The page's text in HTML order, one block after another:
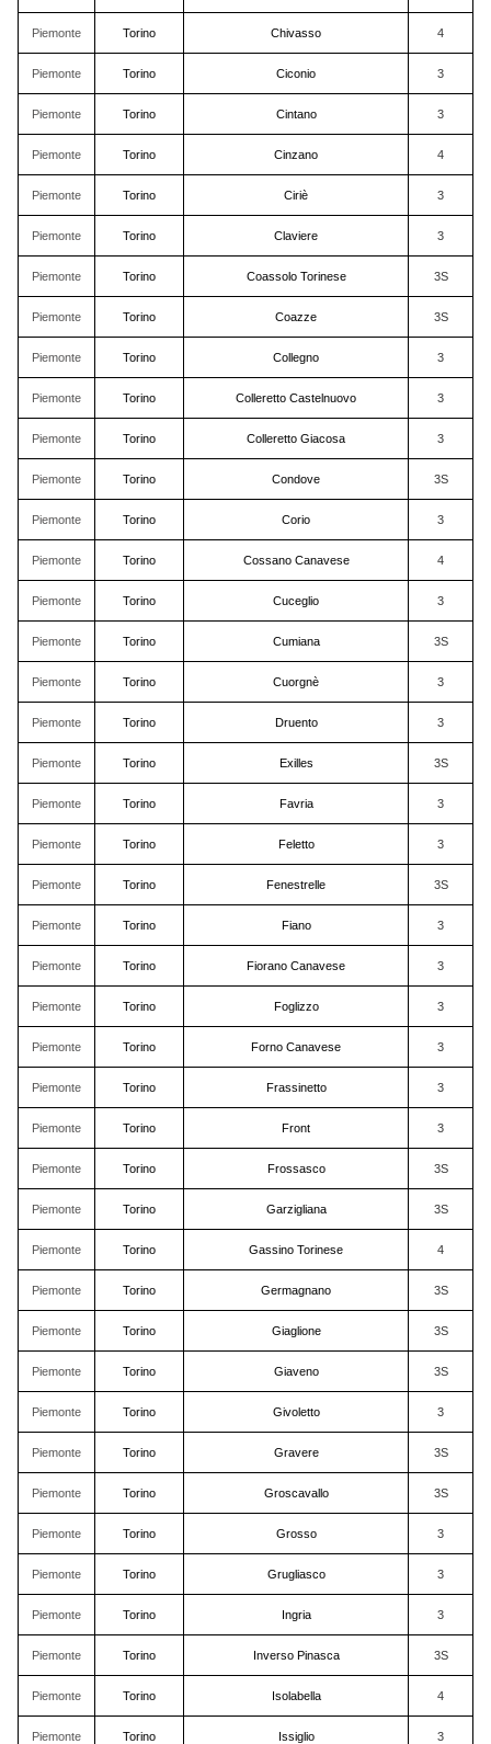
Piemonte Torino Chivasso 4
Piemonte Torino Ciconio 3
Piemonte Torino Cintano 3
Piemonte Torino Cinzano 4
Piemonte Torino Ciriè 3
Piemonte Torino Claviere 3
Piemonte Torino Coassolo Torinese 3S
Piemonte Torino Coazze 3S
Piemonte Torino Collegno 3
Piemonte Torino Colleretto Castelnuovo 3
Piemonte Torino Colleretto Giacosa 3
Piemonte Torino Condove 3S
Piemonte Torino Corio 3
Piemonte Torino Cossano Canavese 4
Piemonte Torino Cuceglio 3
Piemonte Torino Cumiana 3S
Piemonte Torino Cuorgnè 3
Piemonte Torino Druento 3
Piemonte Torino Exilles 3S
Piemonte Torino Favria 3
Piemonte Torino Feletto 3
Piemonte Torino Fenestrelle 3S
Piemonte Torino Fiano 3
Piemonte Torino Fiorano Canavese 3
Piemonte Torino Foglizzo 3
Piemonte Torino Forno Canavese 3
Piemonte Torino Frassinetto 3
Piemonte Torino Front 3
Piemonte Torino Frossasco 3S
Piemonte Torino Garzigliana 3S
Piemonte Torino Gassino Torinese 4
Piemonte Torino Germagnano 3S
Piemonte Torino Giaglione 3S
Piemonte Torino Giaveno 3S
Piemonte Torino Givoletto 3
Piemonte Torino Gravere 3S
Piemonte Torino Groscavallo 3S
Piemonte Torino Grosso 3
Piemonte Torino Grugliasco 3
Piemonte Torino Ingria 3
Piemonte Torino Inverso Pinasca 3S
Piemonte Torino Isolabella 4
Piemonte Torino Issiglio 3